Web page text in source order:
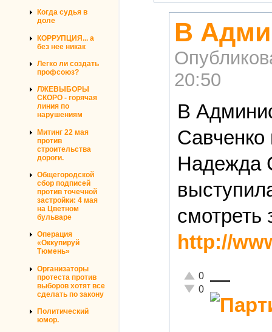
Когда судья в
доле
КОРРУПЦИЯ... а
без нее никак
Легко ли создать
профсоюз?
ЛЖЕВЫБОРЫ
СКОРО - горячая
линия по
нарушениям
Митинг 22 мая
против
строительства
дороги.
Общегородской
сбор подписей
против точечной
застройки: 4 мая
на Цветном
бульваре
Операция
«Оккупируй
Тюмень»
Организаторы
протеста против
выборов хотят все
сделать по закону
Политический
юмор.
В
20:50
В
Савченко
Надежда
смотреть
http://
Отлично!
0
Неадекватно!
0 —